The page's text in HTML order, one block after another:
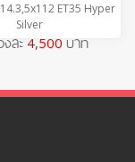
ET35 Hyper
Silver
ละ 4,500 บาท